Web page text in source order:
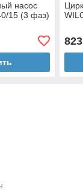
насос
15 (3 фаз)